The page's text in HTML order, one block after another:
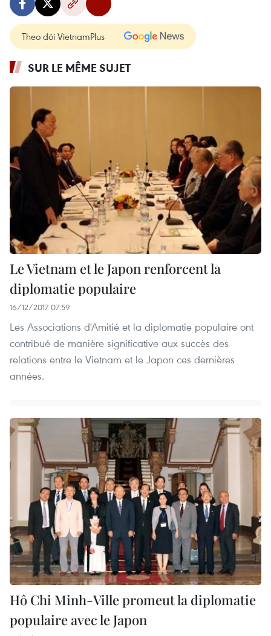
Theo dõi VietnamPlus
SUR LE MÊME SUJET
Le Vietnam et le Japon renforcent la
diplomatie populaire
16/12/2017 07:59
Les Associations d'Amitié et la diplomatie populaire ont
contribué de manière significative aux succès des
relations entre le Vietnam et le Japon ces dernières
années.
Hô Chi Minh-Ville promeut la diplomatie
populaire avec le Japon